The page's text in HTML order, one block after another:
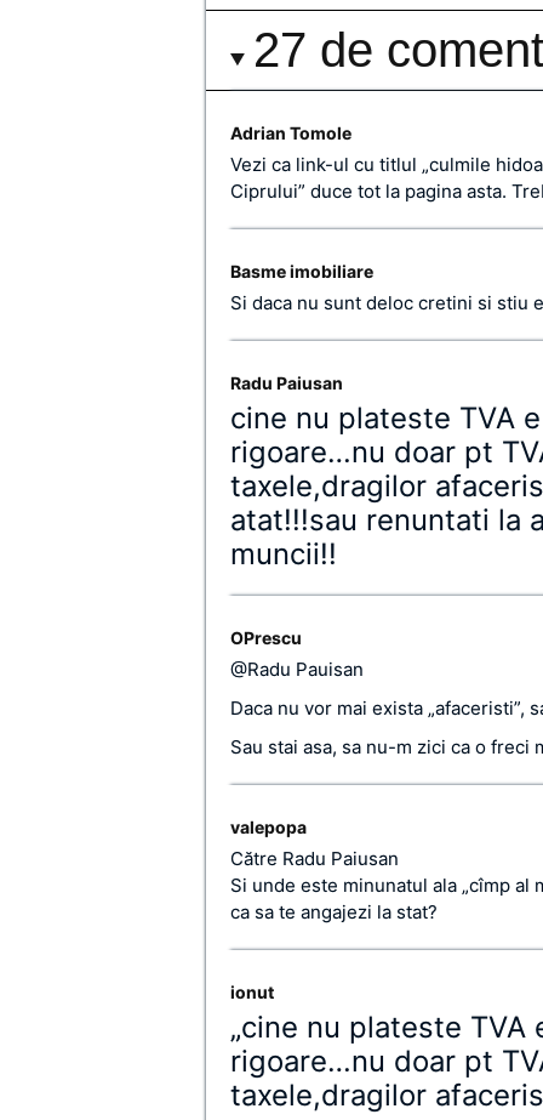
27 de
Adrian Tomole
Vezi ca link-ul cu titlul „culmile
Ciprului” duce tot la pagina asta.
Basme imobiliare
Si daca nu sunt deloc cretini si stiu
Radu Paiusan
cine nu plateste TVA
rigoare…nu doar pt
taxele,dragilor
atat!!!sau renuntati la
muncii!!
OPrescu
@Radu Pauisan
Daca nu vor mai exista „afaceristi”,
Sau stai asa, sa nu-m zici ca o freci
valepopa
Către Radu Paiusan
Si unde este minunatul ala „cîmp al
ca sa te angajezi la stat?
ionut
„cine nu plateste
rigoare…nu doar pt
taxele,dragilor